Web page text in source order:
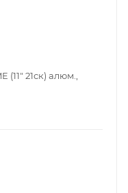
21ск) алюм.,